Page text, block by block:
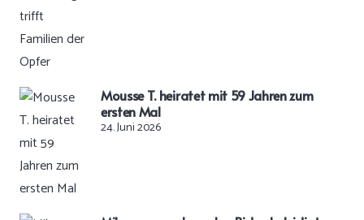
Mousse T. heiratet mit 59 Jahren zum
ersten Mal
24. Juni 2026